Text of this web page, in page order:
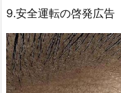
9.安全運転の啓発広告